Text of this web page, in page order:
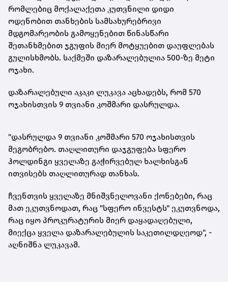
რომლებიც მოქალაქეთა კუთვნილი დიდი
ოდენობით თანხების სამსახურებრივი
მდგომარეობის გამოყენებით წინასწარი
შეთანხმებით ჯგუფის მიერ მოტყუებით დაუფლებას
გულისხმობს. საქმეში დაზარალებულია 500-ზე მეტი
ოჯახი.
დაზარალებული აკაკი ლუკავა აცხადებს, რომ 570
ოჯახისთვის 9 თვიანი კოშმარი დასრულდა.
"დასრულდა 9 თვიანი კოშმარი 570 ოჯახისთვის
მეგობრებო. თაღლითური დაჯგუფება სფერო
ჰოლდინგი ყველაზე გაჭირვებულ ხალხისგან
ითვისებს თაღლითურად თანხას.
ჩვენთვის ყველაზე მნიშვნელოვანი ქონებები, რაც
მათ ეკუთვნოდათ, რაც "სფერო ინვესტს" ეკუთვნოდა,
რაც იყო პროკურატურის მიერ დაყადაღებული,
მიექცა ყველა დაზარალებულის საკეთილდღეოდ", -
აღნიშნა ლუკავამ.